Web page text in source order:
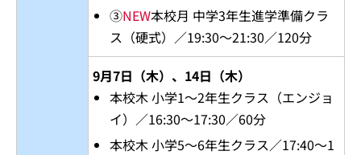
③NEW本校月 中学3年生進学準備クラ
ス（硬式）／19:30～21:30／120分
9月7日（木）、14日（木）
本校木 小学1～2年生クラス（エンジョ
イ）／16:30～17:30／60分
本校木 小学5～6年生クラス／17:40～1